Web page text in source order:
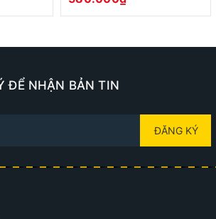
BẢO HÀNH VÀ ĐỔI TRẢ
Lỗi do nhà sản xuất, không đúng
số lượng sản phẩm.
không phải sản phẩm của shop, sản
ĐỂ NHẬN BẢN TIN
ĐĂNG KÝ